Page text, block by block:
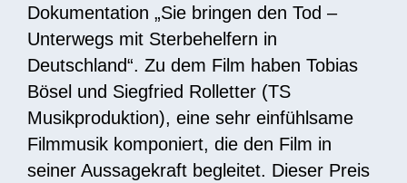
Dokumentation „Sie bringen den Tod –
Unterwegs mit Sterbehelfern in
Deutschland“. Zu dem Film haben Tobias
Bösel und Siegfried Rolletter (TS
Musikproduktion), eine sehr einfühlsame
Filmmusik komponiert, die den Film in
seiner Aussagekraft begleitet. Dieser Preis